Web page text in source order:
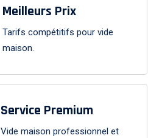
Meilleurs Prix
Tarifs compétitifs pour vide
maison.
Service Premium
Vide maison professionnel et